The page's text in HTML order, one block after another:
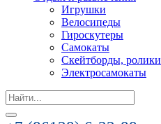
Игрушки
Велосипеды
Гироскутеры
Самокаты
Скейтборды, ролики
Электросамокаты
Search
for: